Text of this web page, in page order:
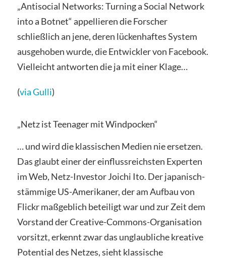
„Antisocial Networks: Turning a Social Network
into a Botnet“ appellieren die Forscher
schließlich an jene, deren lückenhaftes System
ausgehoben wurde, die Entwickler von Facebook.
Vielleicht antworten die ja mit einer Klage…
(via Gulli)
„Netz ist Teenager mit Windpocken“
… und wird die klassischen Medien nie ersetzen.
Das glaubt einer der einflussreichsten Experten
im Web, Netz-Investor Joichi Ito. Der japanisch-
stämmige US-Amerikaner, der am Aufbau von
Flickr maßgeblich beteiligt war und zur Zeit dem
Vorstand der Creative-Commons-Organisation
vorsitzt, erkennt zwar das unglaubliche kreative
Potential des Netzes, sieht klassische